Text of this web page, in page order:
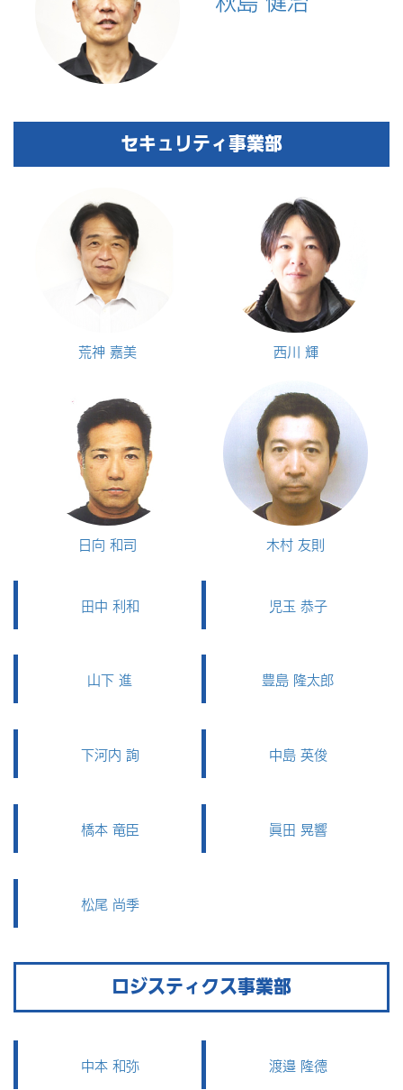
セキュリティ事業部
荒神 嘉美 西川 輝
日向 和司 木村 友則
田中 利和 児玉 恭子
山下 進 豊島 隆太郎
下河内 詢 中島 英俊
橋本 竜臣 眞田 晃響
松尾 尚季
ロジスティクス事業部
中本 和弥 渡邉 隆德